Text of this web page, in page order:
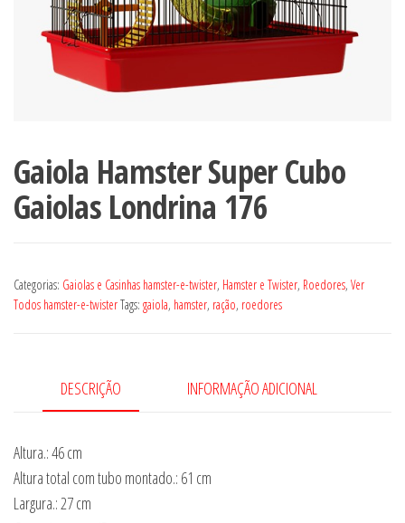
Gaiola Hamster Super Cubo
Gaiolas Londrina 176
Categorias: Gaiolas e Casinhas hamster-e-twister, Hamster e Twister, Roedores, Ver
Todos hamster-e-twisterTags: gaiola, hamster, ração, roedores
DESCRIÇÃO INFORMAÇÃO ADICIONAL
Altura.: 46 cm
Altura total com tubo montado.: 61 cm
Largura.: 27 cm